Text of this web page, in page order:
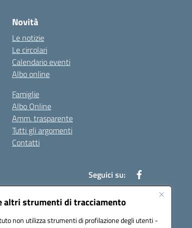
altri strumenti di tracciamento
non utilizza strumenti di profilazione degli utenti -
Novità
Le notizie
Le circolari
Calendario eventi
Albo online
Famiglie
Albo Online
Amm. trasparente
Tutti gli argomenti
Contatti
Seguici su: